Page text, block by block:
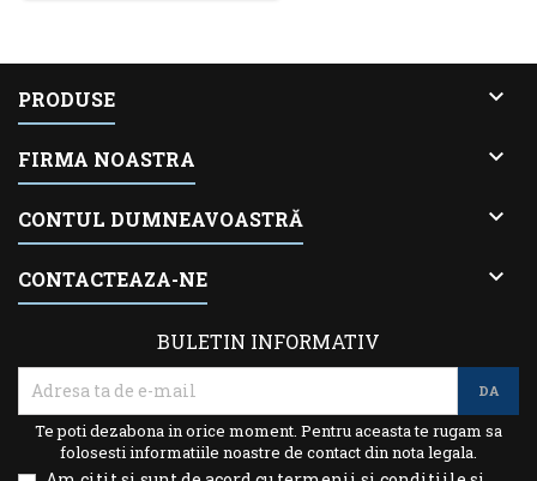
PRODUSE 
FIRMA NOASTRA 
CONTUL DUMNEAVOASTRĂ 
CONTACTEAZA-NE 
BULETIN INFORMATIV
Te poti dezabona in orice moment. Pentru aceasta te rugam sa
folosesti informatiile noastre de contact din nota legala.